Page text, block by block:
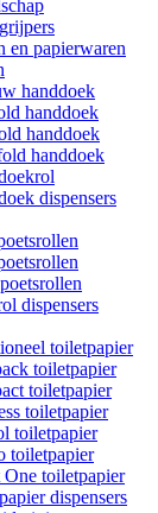
en papierwaren
handdoek
handdoek
handdoek
handdoek
dispensers
dispensers
toiletpapier
toiletpapier
toiletpapier
toiletpapier
toiletpapier
toiletpapier
One toiletpapier
dispensers